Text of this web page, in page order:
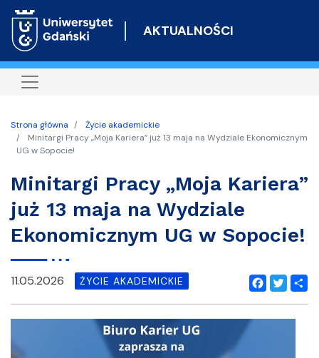
do
AKTUALNOŚCI
Strona główna
Życie akademickie
Minitargi Pracy „Moja Kariera” już 13 maja na Wydziale Ekonomicznym
UG w Sopocie!
Minitargi Pracy „Moja Kariera”
już 13 maja na Wydziale
Ekonomicznym UG w Sopocie!
Facebook
Twitter
11.05.2026 ŻYCIE AKADEMICKIE